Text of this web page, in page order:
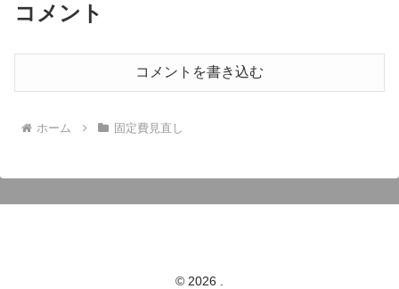
コメント
コメントを書き込む
ホーム 固定費見直し
© 2026 .